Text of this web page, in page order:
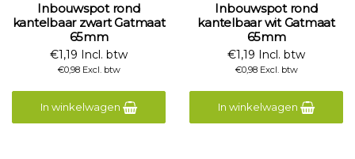
Inbouwspot rond
kantelbaar zwart Gatmaat
65mm
€1,19 Incl. btw
€0,98 Excl. btw
In winkelwagen
Inbouwspot rond
kantelbaar wit Gatmaat
65mm
€1,19 Incl. btw
€0,98 Excl. btw
In winkelwagen